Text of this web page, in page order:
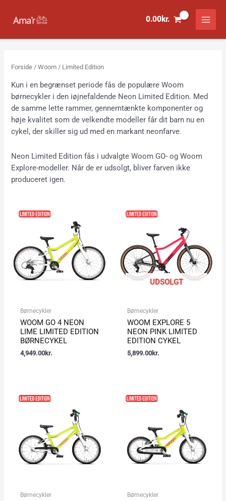
0.00kr.
Forside /Woom / Limited Edition
Kun i en begrænset periode fås de populære Woom
børnecykler i den iøjnefaldende Neon Limited Edition. Med
de samme lette rammer, gennemtænkte komponenter og
høje kvalitet som de velkendte modeller får dit barn nu en
cykel, der skiller sig ud med en markant neonfarve.
Neon Limited Edition fås i udvalgte Woom GO- og Woom
Explore-modeller. Når de er udsolgt, bliver farven ikke
produceret igen.
Børnecykler
WOOM GO 4 NEON
LIME LIMITED EDITION
BØRNECYKEL
4,949.00kr.
UDSOLGT
Børnecykler
WOOM EXPLORE 5
NEON PINK LIMITED
EDITION CYKEL
5,899.00kr.
Børnecykler Børnecykler